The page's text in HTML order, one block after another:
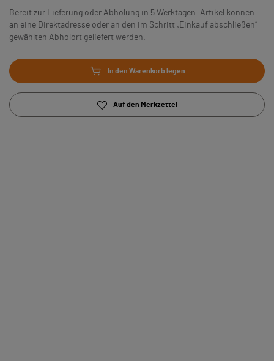
Bereit zur Lieferung oder Abholung in 5 Werktagen. Artikel können
an eine Direktadresse oder an den im Schritt „Einkauf abschließen“
gewählten Abholort geliefert werden.
In den Warenkorb legen
Auf den Merkzettel